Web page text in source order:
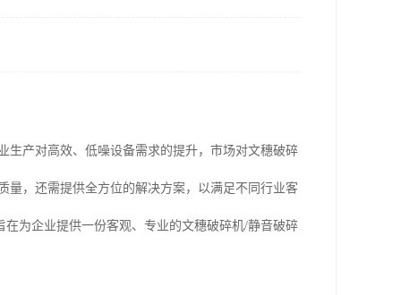
生产对高效、低噪设备需求的提升，市场对文穗破碎
量，还需提供全方位的解决方案，以满足不同行业客
为企业提供一份客观、专业的文穗破碎机/静音破碎